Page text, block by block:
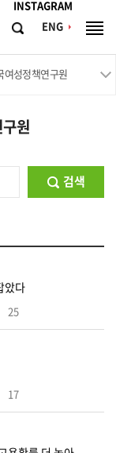
INSTAGRAM
ENG
검
체
여성정책연구원
원
검색
았다
25
17